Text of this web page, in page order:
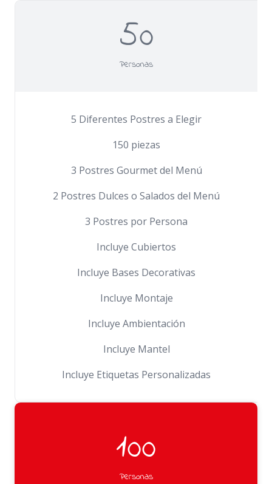
50
Personas
5 Diferentes Postres a Elegir
150 piezas
3 Postres Gourmet del Menú
2 Postres Dulces o Salados del Menú
3 Postres por Persona
Incluye Cubiertos
Incluye Bases Decorativas
Incluye Montaje
Incluye Ambientación
Incluye Mantel
Incluye Etiquetas Personalizadas
100
Personas